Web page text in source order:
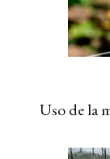
Uso de la